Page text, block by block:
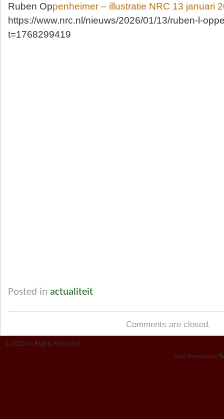
Ruben Oppenheimer – illustratie NRC 13 januari
https://www.nrc.nl/nieuws/2026/01/13/ruben-l-
t=1768299419
Posted in actualiteit
Comments are closed.
© 2026 All Rights Reserved.
Copy Protected by